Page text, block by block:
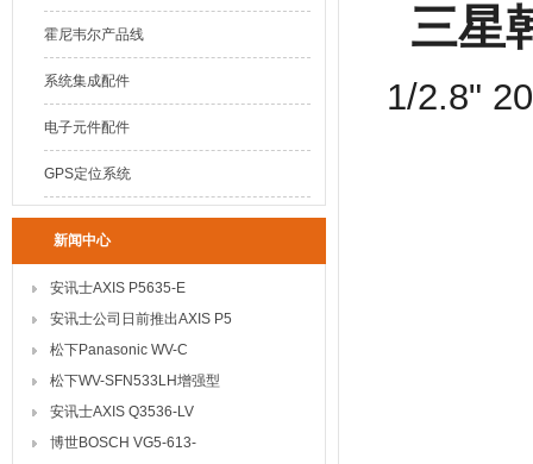
霍尼韦尔产品线
系统集成配件
电子元件配件
GPS定位系统
新闻中心
安讯士AXIS P5635-E
安讯士公司日前推出AXIS P5
松下Panasonic WV-C
松下WV-SFN533LH增强型
安讯士AXIS Q3536-LV
博世BOSCH VG5-613-
三星
1/2.8"